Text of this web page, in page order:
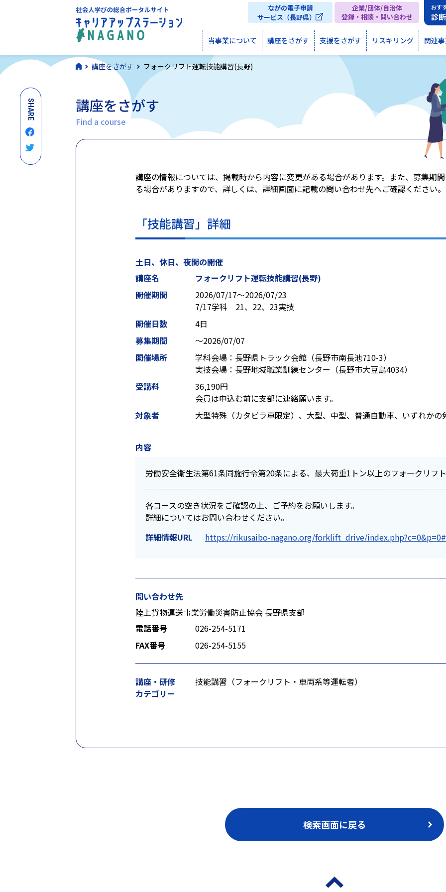
当事業について 講座をさがす 支援をさがす リスキリング 関連
おす
診断
企業/団体/自治体
登録・相談・問い合わせ
ながの電子申請
サービス（長野県）
講座をさがす フォークリフト運転技能講習(長野)
講座をさがす
Find a course
講座の情報については、掲載時から内容に変更がある場合があります。また、募集期
る場合がありますので、詳しくは、詳細画面に記載の問い合わせ先へご確認ください。
「技能講習」詳細
土日、休日、夜間の開催
講座名
フォークリフト運転技能講習(長野)
開催期間
2026/07/17〜2026/07/23
7/17学科 21、22、23実技
開催日数
4日
募集期間
〜2026/07/07
開催場所
学科会場：長野県トラック会館（長野市南長池710-3）
実技会場：長野地域職業訓練センター（長野市大豆島4034）
受講料
36,190円
会員は申込む前に支部に連絡願います。
対象者
大型特殊（カタピラ車限定）、大型、中型、普通自動車、いずれかの
内容
労働安全衛生法第61条同施行令第20条による、最大荷重1トン以上のフォークリフト
各コースの空き状況をご確認の上、ご予約をお願いします。
詳細についてはお問い合わせください。
詳細情報URL
https://rikusaibo-nagano.org/forklift_drive/
問い合わせ先
陸上貨物運送事業労働災害防止協会 長野県支部
電話番号
026-254-5171
FAX番号
026-254-5155
講座・研修
カテゴリー
技能講習（フォークリフト・車両系等運転者）
検索画面に戻る
SHARE